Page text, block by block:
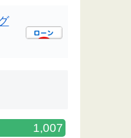
1,007